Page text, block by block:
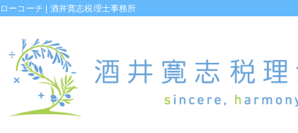
ーコーチ | 酒井寛志税理士事務所